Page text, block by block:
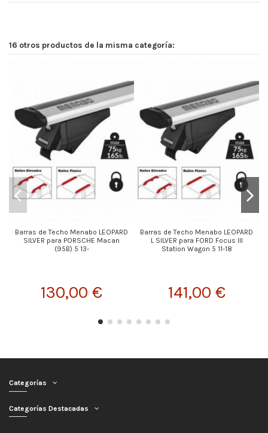
16 otros productos de la misma categoría:
Barras de Techo Menabo LEOPARD
SILVER para PORSCHE Macan
(95B) 5 13-
130,00 €
Barras de Techo Menabo LEOPARD
L SILVER para FORD Focus III
Station Wagon 5 11-18
141,00 €
Categorías
Categorías Destacadas